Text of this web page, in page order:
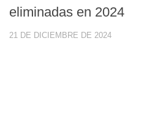
eliminadas en 2024
21 DE DICIEMBRE DE 2024